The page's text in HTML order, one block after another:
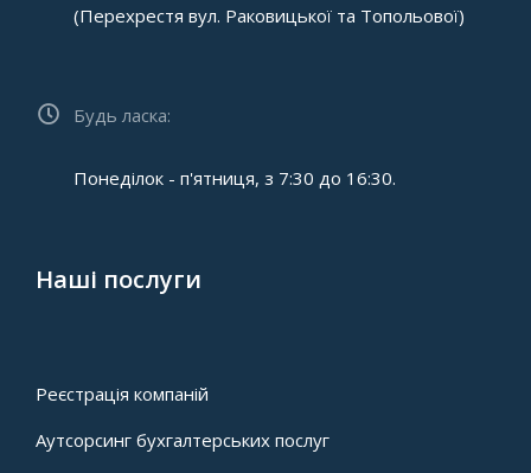
(Перехрестя вул. Раковицької та Топольової)
Будь ласка:
Понеділок - п'ятниця, з 7:30 до 16:30.
Наші послуги
Реєстрація компаній
Аутсорсинг бухгалтерських послуг